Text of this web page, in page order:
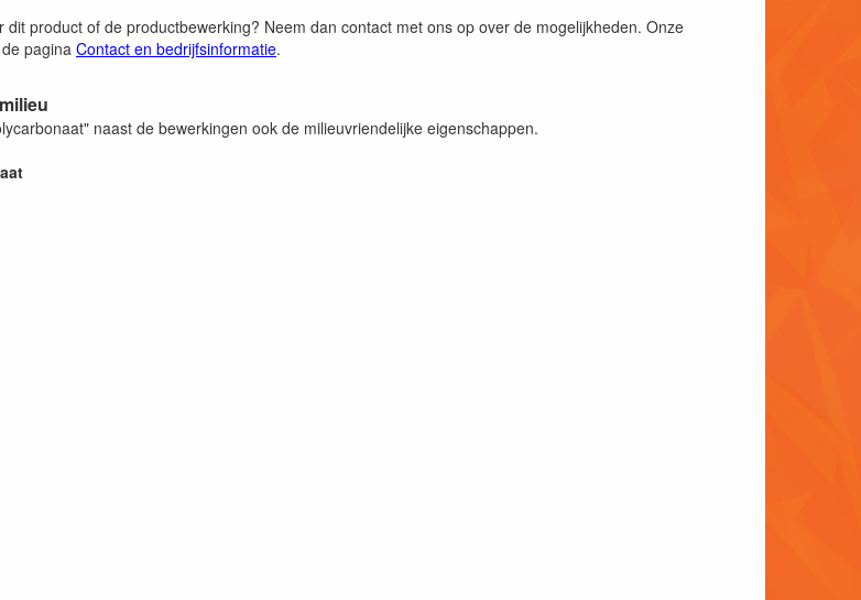
dit product of de productbewerking? Neem dan contact met ons op over de mogelijkheden. Onze
pagina Contact en bedrijfsinformatie.
naast de bewerkingen ook de milieuvriendelijke eigenschappen.